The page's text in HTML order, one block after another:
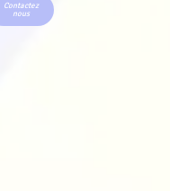
Contactez
nous